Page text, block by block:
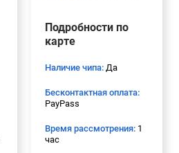
Подробности по
карте
Наличие чипа: Да
Бесконтактная оплата:
PayPass
Время рассмотрения: 1
час